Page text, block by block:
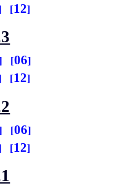
12
06
12
06
12